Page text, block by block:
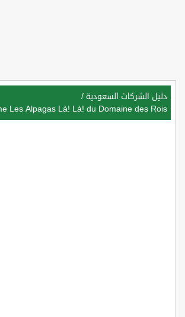
دليل الشركات السعودية /
Les Alpagas Là! Là! du Domaine des Rois